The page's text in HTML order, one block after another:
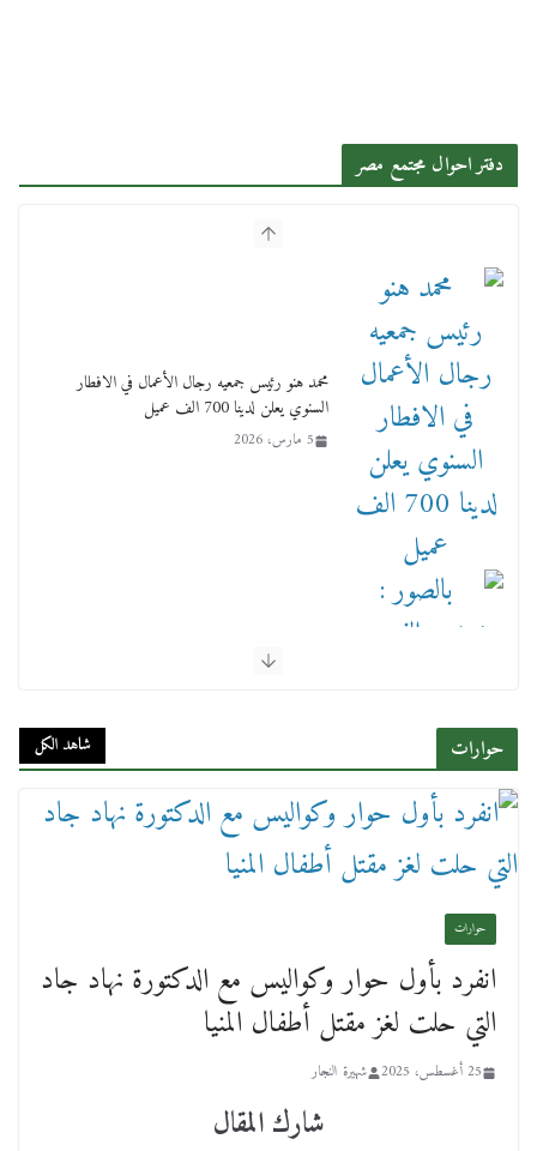
دفتر احوال مجتمع مصر
محمد هنو رئيس جمعيه رجال الأعمال في الافطار
السنوي يعلن لدينا 700 الف عميل
5 مارس، 2026
4 مارس، 2026
عن عمر يناهز ال99 عاما وشهر رحيل شقيق ميشيل
أحد ودفنه في هدوء الأحد الماضي
حوارات شاهد الكل
حوارات
انفرد بأول حوار وكواليس مع الدكتورة نهاد جاد
التي حلت لغز مقتل أطفال المنيا
25 أغسطس، 2025 شهيرة النجار
شارك المقال